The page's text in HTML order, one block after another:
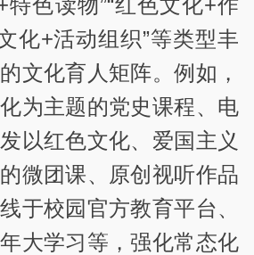
化+活动组织”等类型丰
文化育人矩阵。例如，
为主题的党史课程、电
以红色文化、爱国主义
微团课、原创视听作品
于校园官方教育平台、
大学习等，强化常态化